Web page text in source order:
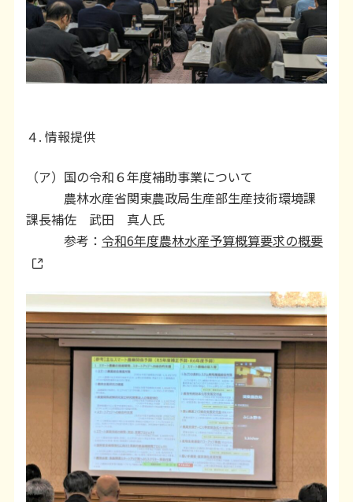
４. 情報提供
（ア）国の令和６年度補助事業について
農林水産省関東農政局生産部生産技術環境課
課長補佐 武田 真人氏
参考： 令和6年度農林水産予算概算要求の概要